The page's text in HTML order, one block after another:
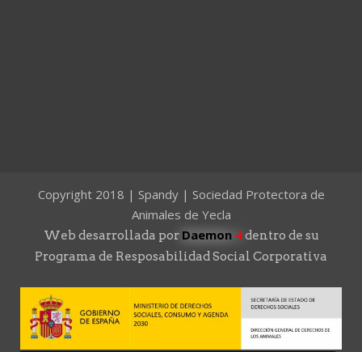
Copyright 2018 | Spandy | Sociedad Protectora de
Animales de Yecla
Web desarrollada por Daemon 4dentro de su
Programa de Resposabilidad Social Corporativa